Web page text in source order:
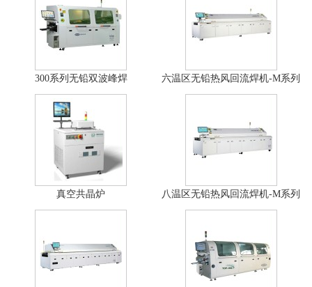
300系列无铅双波峰焊 六温区无铅热风回流焊机-M系列
真空共晶炉 八温区无铅热风回流焊机-M系列